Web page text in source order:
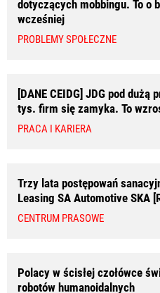
dotyczących mobbingu. To o
wcześniej
PROBLEMY SPOŁECZNE
[DANE CEIDG] JDG pod
tys. firm się zamyka. To
PRACA I KARIERA
Trzy lata postępowań
Leasing SA Automotive SKA
CENTRUM PRASOWE
Polacy w ścisłej czołówce
robotów humanoidalnych